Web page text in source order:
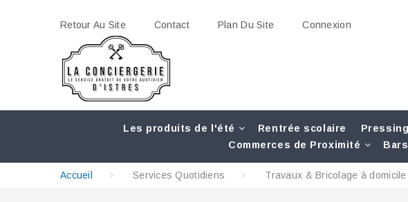
Retour Au Site Contact Plan Du Site Connexion
Les produits de l'été Rentrée scolaire
Commerces de Proximité
Accueil Services Quotidiens Travaux & Bricolage à domicile